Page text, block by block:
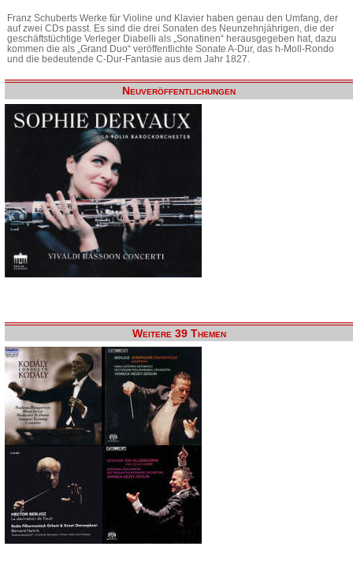
Franz Schuberts Werke für Violine und Klavier haben genau den Umfang, der
auf zwei CDs passt. Es sind die drei Sonaten des Neunzehnjährigen, die der
geschäftstüchtige Verleger Diabelli als „Sonatinen“ herausgegeben hat, dazu
kommen die als „Grand Duo“ veröffentlichte Sonate A-Dur, das h-Moll-Rondo
und die bedeutende C-Dur-Fantasie aus dem Jahr 1827.
Neuveröffentlichungen
Weitere 39 Themen